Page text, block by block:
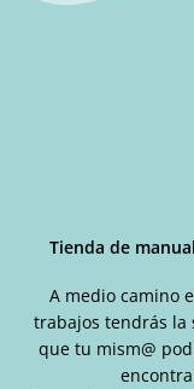
Tienda de
A medio camino
trabajos tendrás la
que tu mism@